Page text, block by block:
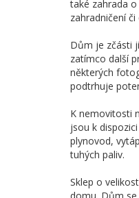
také zahrada
zahradničení
Dům je zčásti
zatímco další
některých
podtrhuje
K nemovitosti
jsou k
plynovod,
tuhých paliv.
Sklep o